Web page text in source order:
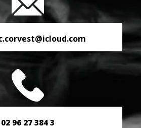
02 96 27 384 3